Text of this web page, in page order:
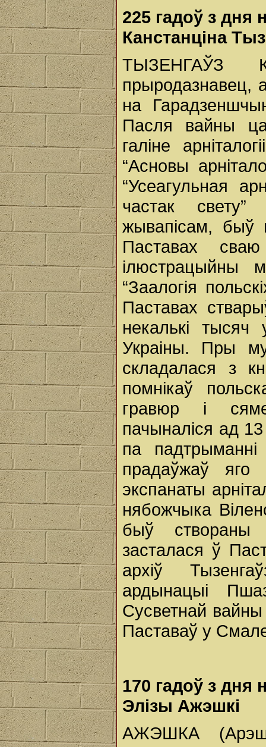
225 гадоў з дня
Канстанціна
ТЫЗЕНГАЎЗ
прыродазнавец,
на
Пасля вайны
галіне
“Асновы
“Усеагульная
частак свету”
жывапісам,
Паставах
ілюстрацыйны
“Заалогія
Паставах
некалькі тысяч
Украіны. Пры
складалася з
помнікаў
гравюр і
пачыналіся ад
па падтрыманні
прадаўжаў
экспанаты
нябожчыка
быў створаны
засталася ў
архіў
ардынацыі
Сусветнай вайны
Паставаў у
170 гадоў з дня
Элізы Ажэшкі
АЖЭШКА